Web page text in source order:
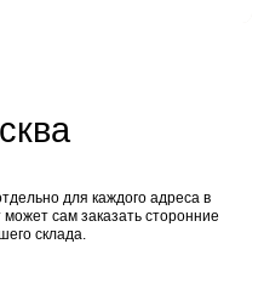
для каждого адреса в
сам заказать сторонние
склада.